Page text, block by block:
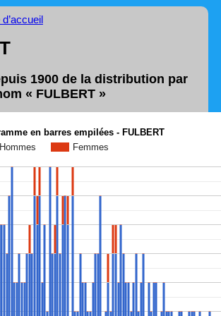
1900 de la distribution par
« FULBERT »
en barres empilées - FULBERT
Hommes
Femmes